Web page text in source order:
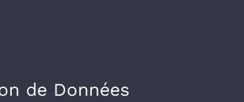
de Données